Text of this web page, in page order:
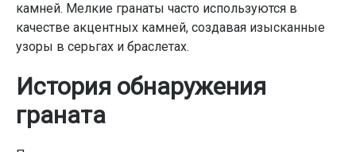
камней. Мелкие гранаты часто используются в
качестве акцентных камней, создавая изысканные
узоры в серьгах и браслетах.
История обнаружения
граната